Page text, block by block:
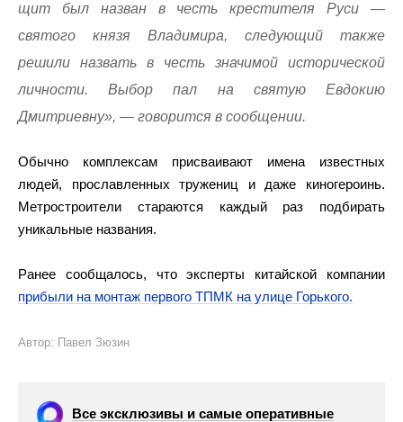
щит был назван в честь крестителя Руси —
святого князя Владимира, следующий также
решили назвать в честь значимой исторической
личности. Выбор пал на святую Евдокию
Дмитриевну», — говорится в сообщении.
Обычно комплексам присваивают имена известных
людей, прославленных тружениц и даже киногероинь.
Метростроители стараются каждый раз подбирать
уникальные названия.
Ранее сообщалось, что эксперты китайской компании
прибыли на монтаж первого ТПМК на улице Горького.
Автор: Павел Зюзин
Все эксклюзивы и самые оперативные